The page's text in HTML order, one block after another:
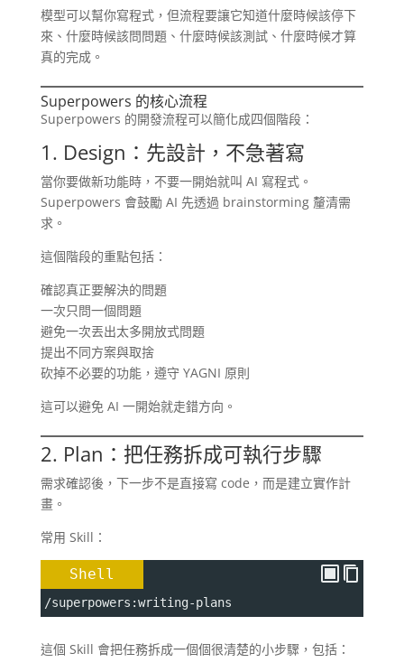
模型可以幫你寫程式，但流程要讓它知道什麼時候該停下
來、什麼時候該問問題、什麼時候該測試、什麼時候才算
真的完成。
Superpowers 的核心流程
Superpowers 的開發流程可以簡化成四個階段：
1. Design：先設計，不急著寫
當你要做新功能時，不要一開始就叫 AI 寫程式。
Superpowers 會鼓勵 AI 先透過 brainstorming 釐清需
求。
這個階段的重點包括：
確認真正要解決的問題
一次只問一個問題
避免一次丟出太多開放式問題
提出不同方案與取捨
砍掉不必要的功能，遵守 YAGNI 原則
這可以避免 AI 一開始就走錯方向。
2. Plan：把任務拆成可執行步驟
需求確認後，下一步不是直接寫 code，而是建立實作計
畫。
常用 Skill：
Shell
/superpowers:writing-plans
這個 Skill 會把任務拆成一個個很清楚的小步驟，包括：